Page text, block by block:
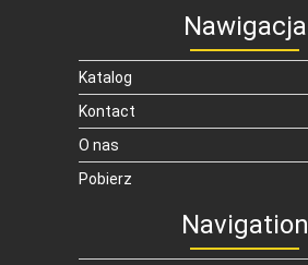
Nawigacja
Katalog
Kontact
O nas
Pobierz
Navigation